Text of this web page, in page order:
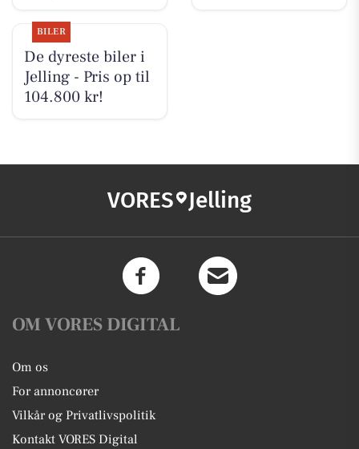
BILER
De dyreste biler i
Jelling - Pris op til
104.800 kr!
VORES Jelling
OM VORES DIGITAL
Om os
For annoncører
Vilkår og Privatlivspolitik
Kontakt VORES Digital